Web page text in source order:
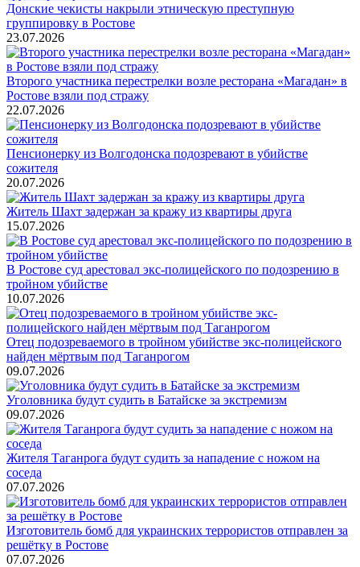
Донские чекисты накрыли этническую преступную
группировку в Ростове
23.07.2026
Второго участника перестрелки возле ресторана «Магадан» в
Ростове взяли под стражу
22.07.2026
Пенсионерку из Волгодонска подозревают в убийстве
сожителя
20.07.2026
Житель Шахт задержан за кражу из квартиры друга
15.07.2026
В Ростове суд арестовал экс-полицейского по подозрению в
тройном убийстве
10.07.2026
Отец подозреваемого в тройном убийстве экс-полицейского
найден мёртвым под Таганрогом
09.07.2026
Уголовника будут судить в Батайске за экстремизм
09.07.2026
Жителя Таганрога будут судить за нападение с ножом на
соседа
07.07.2026
Изготовитель бомб для украинских террористов отправлен за
решётку в Ростове
07.07.2026